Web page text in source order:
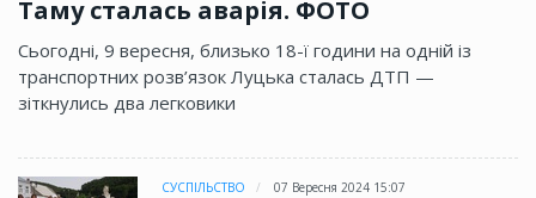
Таму сталась аварія. ФОТО
Сьогодні, 9 вересня, близько 18-ї години на одній із
транспортних розв’язок Луцька сталась ДТП —
зіткнулись два легковики
СУСПІЛЬСТВО
07 Вересня 2024 15:07